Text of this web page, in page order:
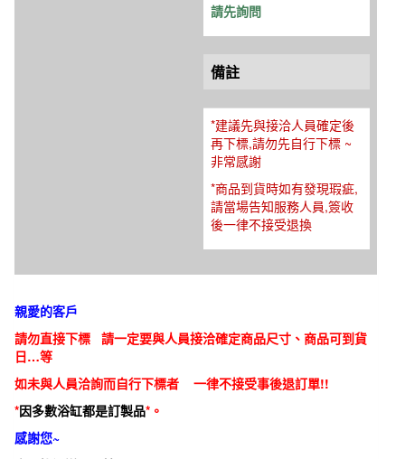
請先詢問
備註
*建議先與接洽人員確定後
再下標,請勿先自行下標 ~
非常感謝
*商品到貨時如有發現瑕疵,
請當場告知服務人員,簽收
後一律不接受退換
親愛的客戶
請勿直接下標 請一定要與人員接洽確定商品尺寸、商品可到貨
日…等
如未與人員洽詢而自行下標者 一律不接受事後退訂單!!
*因多數浴缸都是訂製品*。
感謝您~